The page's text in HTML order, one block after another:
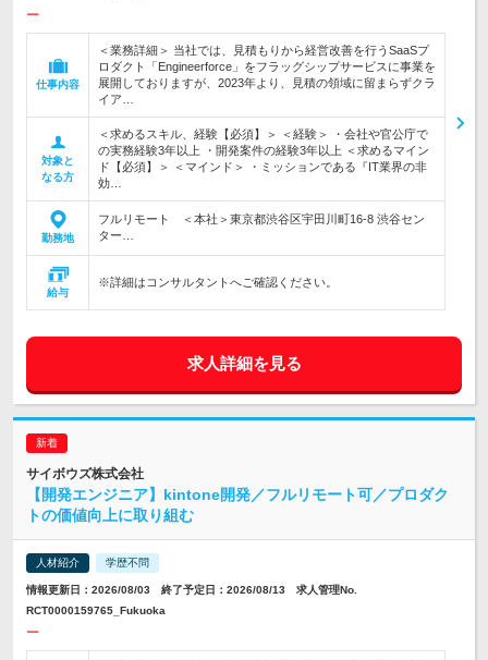
ー
仕事内容
＜業務詳細＞ 当社では、見積もりから経営改善を行うSaaSプ
ロダクト「Engineerforce」をフラッグシップサービスに事業を
展開しておりますが、2023年より、見積の領域に留まらずクラ
イア…
対象と
なる方
＜求めるスキル、経験【必須】＞ ＜経験＞ ・会社や官公庁で
の実務経験3年以上 ・開発案件の経験3年以上 ＜求めるマイン
ド【必須】＞ ＜マインド＞ ・ミッションである『IT業界の非
効…
勤務地
フルリモート ＜本社＞東京都渋谷区宇田川町16-8 渋谷セン
ター…
給与
※詳細はコンサルタントへご確認ください。
求人詳細を見る
サイボウズ株式会社
【開発エンジニア】kintone開発／フルリモート可／プロダク
トの価値向上に取り組む
人材紹介 学歴不問
情報更新日：2026/08/03 終了予定日：2026/08/13 求人管理No.
RCT0000159765_Fukuoka
ー